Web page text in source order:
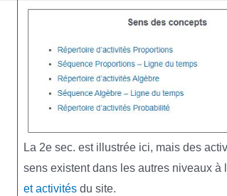
La 2e sec. est illustrée ici, mais des
sens existent dans les autres niveaux à
et activités du site.